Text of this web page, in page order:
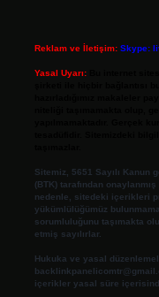
Reklam ve İletişim: Skype:
Yasal Uyarı:
Sitemiz, 5651 Sayılı
(BTK) tarafından
nedenle, sitedeki içerikleri
yükümlülüğümüz
sorumluluğunu taşımakta
etmiş sayılırlar.
Hukuka ve yasal
içerikler yasal süre